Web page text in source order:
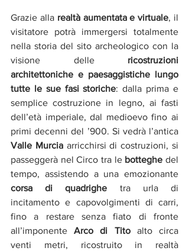
Grazie alla realtà aumentata e virtuale, il
visitatore potrà immergersi totalmente
nella storia del sito archeologico con la
visione delle ricostruzioni
architettoniche e paesaggistiche lungo
tutte le sue fasi storiche: dalla prima e
semplice costruzione in legno, ai fasti
dell’età imperiale, dal medioevo fino ai
Valle Murcia arricchirsi di costruzioni, si
passeggerà nel Circo tra le botteghe del
corsa di quadrighe tra urla di
incitamento e capovolgimenti di carri,
fino a restare senza fiato di fronte
all’imponente Arco di Tito alto circa
venti metri, ricostruito in realtà